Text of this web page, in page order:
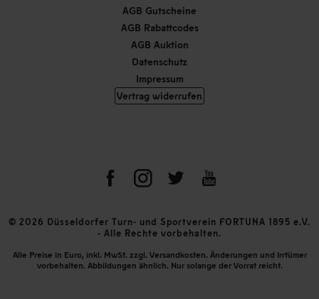
AGB Gutscheine
AGB Rabattcodes
AGB Auktion
Datenschutz
Impressum
Vertrag widerrufen
© 2026 Düsseldorfer Turn- und Sportverein FORTUNA 1895 e.V.
- Alle Rechte vorbehalten.
Alle Preise in Euro, inkl. MwSt. zzgl. Versandkosten. Änderungen und Irrtümer
vorbehalten. Abbildungen ähnlich. Nur solange der Vorrat reicht.